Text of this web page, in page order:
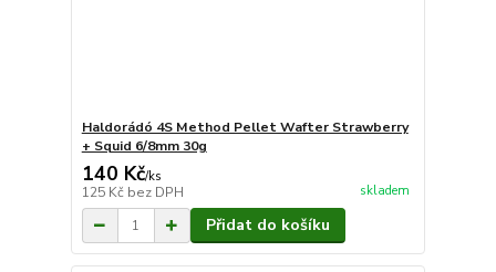
Haldorádó 4S Method Pellet Wafter Strawberry
+ Squid 6/8mm 30g
140 Kč/ks
125 Kč bez DPH skladem
Přidat do košíku